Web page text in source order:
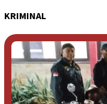
KRIMINAL